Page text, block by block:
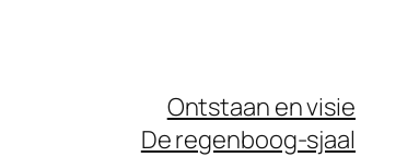
Ontstaan en visie
De regenboog-sjaal